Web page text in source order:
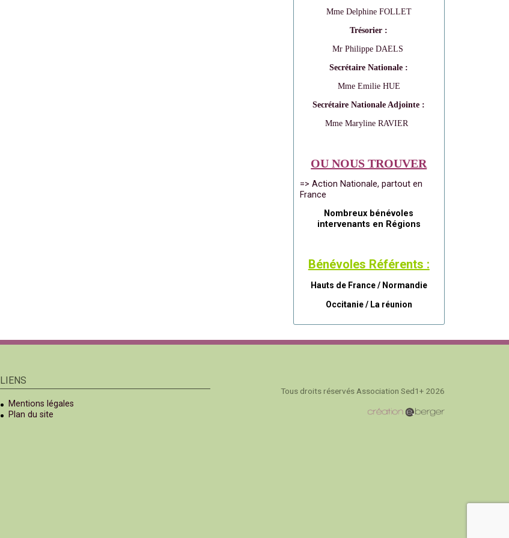
Mme Delphine FOLLET
Trésorier :
Mr Philippe DAELS
Secrétaire Nationale :
Mme Emilie HUE
Secrétaire Nationale Adjointe :
Mme Maryline RAVIER
OU NOUS TROUVER
=> Action Nationale, partout en
France
Nombreux bénévoles
intervenants en Régions
Bénévoles Référents :
Hauts de France / Normandie
Occitanie / La réunion
LIENS
Mentions légales
Plan du site
Tous droits réservés Association Sed1+ 2026